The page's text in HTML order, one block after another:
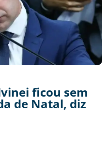
ficou sem
de Natal, diz